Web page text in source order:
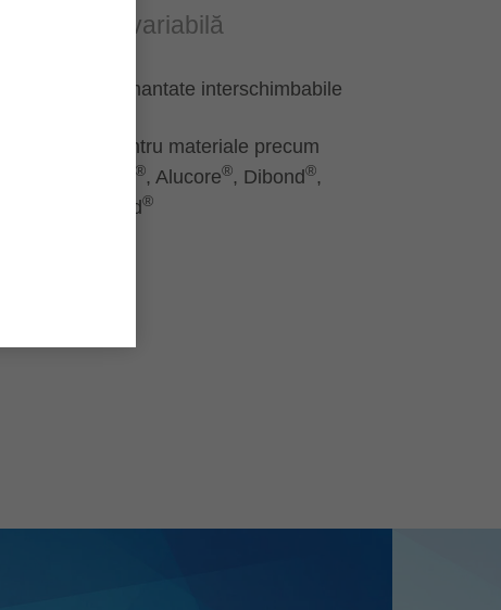
Utilizare variabilă
Cuțite diamantate interschimbabile
Potrivit pentru materiale precum
®, Alucore®, Dibond®,
Reynobond®